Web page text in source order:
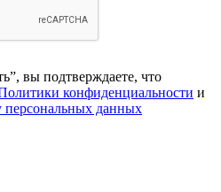
вы подтверждаете, что
конфиденциальности и
персональных данных